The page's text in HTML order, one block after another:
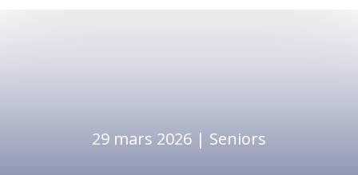
29 mars 2026 | Seniors